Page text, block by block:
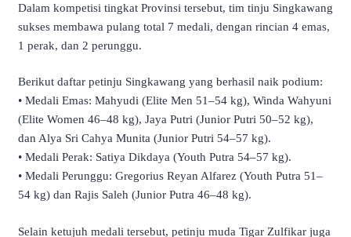
​Dalam kompetisi tingkat Provinsi tersebut, tim tinju Singkawang
sukses membawa pulang total 7 medali, dengan rincian 4 emas,
1 perak, dan 2 perunggu.
​Berikut daftar petinju Singkawang yang berhasil naik podium:
• ​Medali Emas: Mahyudi (Elite Men 51–54 kg), Winda Wahyuni
(Elite Women 46–48 kg), Jaya Putri (Junior Putri 50–52 kg),
dan Alya Sri Cahya Munita (Junior Putri 54–57 kg).
• ​Medali Perak: Satiya Dikdaya (Youth Putra 54–57 kg).
• ​Medali Perunggu: Gregorius Reyan Alfarez (Youth Putra 51–
54 kg) dan Rajis Saleh (Junior Putra 46–48 kg).
​Selain ketujuh medali tersebut, petinju muda Tigar Zulfikar juga